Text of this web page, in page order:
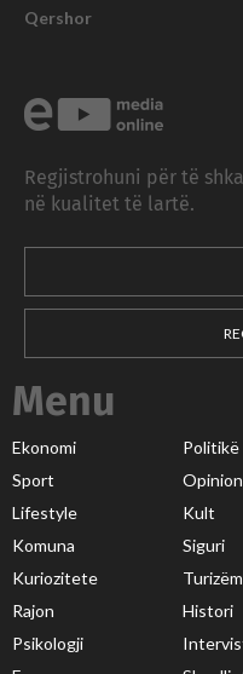
Qershor
Regjistrohuni për të
në kualitet të lartë.
Menu
Ekonomi Politikë
Sport
Lifestyle
Kult
Komuna
Siguri
Kuriozitete
Turizëm
Rajon
Histori
Psikologji